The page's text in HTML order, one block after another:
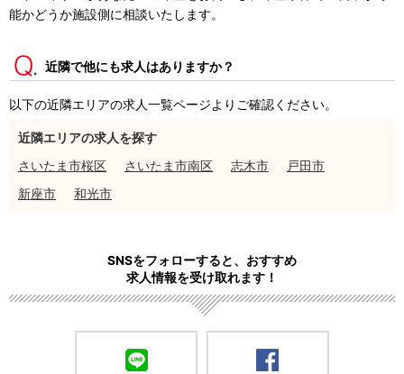
能かどうか施設側に相談いたします。
近隣で他にも求人はありますか？
以下の近隣エリアの求人一覧ページよりご確認ください。
近隣エリアの求人を探す
さいたま市桜区
さいたま市南区 志木市
戸田市
新座市
和光市
SNSをフォローすると、おすすめ
求人情報を受け取れます！